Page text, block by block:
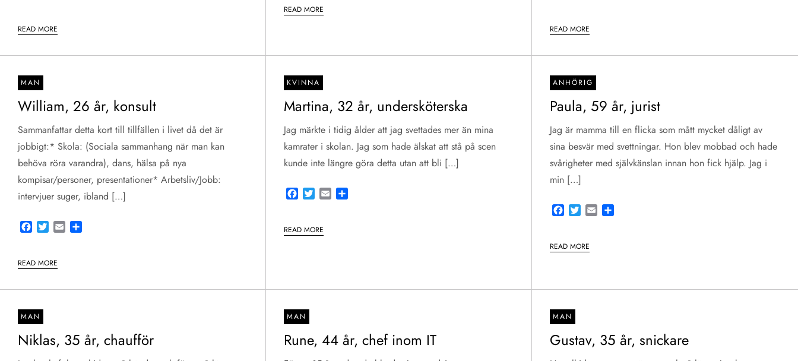
READ MORE
READ MORE
READ MORE
MAN
William, 26 år, konsult
Sammanfattar detta kort till tillfällen i livet då det är
jobbigt:* Skola: (Sociala sammanhang när man kan
behöva röra varandra), dans, hälsa på nya
kompisar/personer, presentationer* Arbetsliv/Jobb:
intervjuer suger, ibland […]
Facebook
TwitterEmail
READ MORE
KVINNA
Martina, 32 år, undersköterska
Jag märkte i tidig ålder att jag svettades mer än mina
kamrater i skolan. Jag som hade älskat att stå på scen
kunde inte längre göra detta utan att bli […]
Facebook
TwitterEmailShare
READ MORE
ANHÖRIG
Paula, 59 år, jurist
Jag är mamma till en flicka som mått mycket dåligt av
sina besvär med svettningar. Hon blev mobbad och hade
svårigheter med självkänslan innan hon fick hjälp. Jag i
min […]
Facebook
TwitterEmailShare
READ MORE
MAN
Niklas, 35 år, chaufför
MAN
Rune, 44 år, chef inom IT
MAN
Gustav, 35 år, snickare